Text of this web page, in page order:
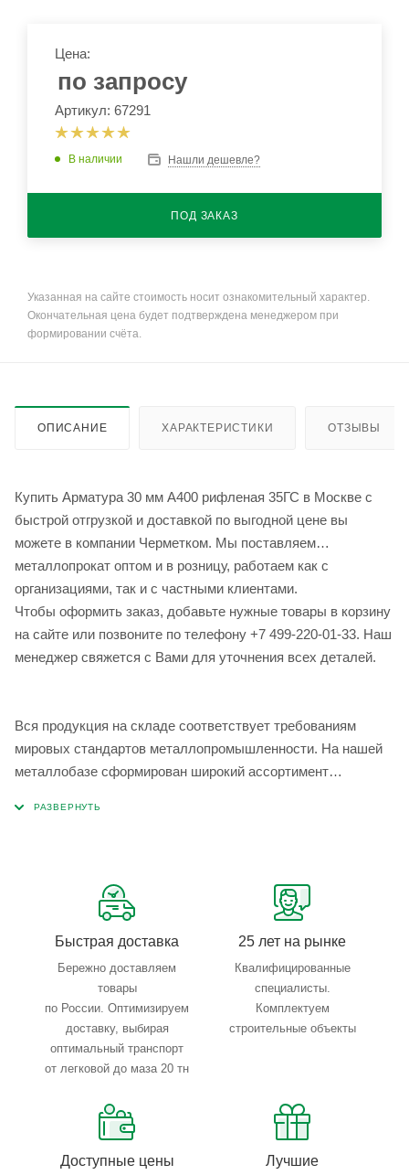
Цена:
по запросу
Артикул: 67291
В наличии Нашли дешевле?
ПОД ЗАКАЗ
Указанная на сайте стоимость носит ознакомительный характер.
Окончательная цена будет подтверждена менеджером при
формировании счёта.
ОПИСАНИЕ ХАРАКТЕРИСТИКИ ОТЗЫВЫ
Купить Арматура 30 мм А400 рифленая 35ГС в Москве с
быстрой отгрузкой и доставкой по выгодной цене вы
можете в компании Черметком. Мы поставляем
металлопрокат оптом и в розницу, работаем как с
организациями, так и с частными клиентами.
Чтобы оформить заказ, добавьте нужные товары в корзину
на сайте или позвоните по телефону +7 499-220-01-33. Наш
менеджер свяжется с Вами для уточнения всех деталей.
Вся продукция на складе соответствует требованиям
мировых стандартов металлопромышленности. На нашей
металлобазе сформирован широкий ассортимент
Быстрая доставка
Бережно доставляем
товары
по России. Оптимизируем
доставку, выбирая
оптимальный транспорт
от легковой до маза 20 тн
25 лет на рынке
Квалифицированные
специалисты.
Комплектуем
строительные объекты
Доступные цены Лучшие